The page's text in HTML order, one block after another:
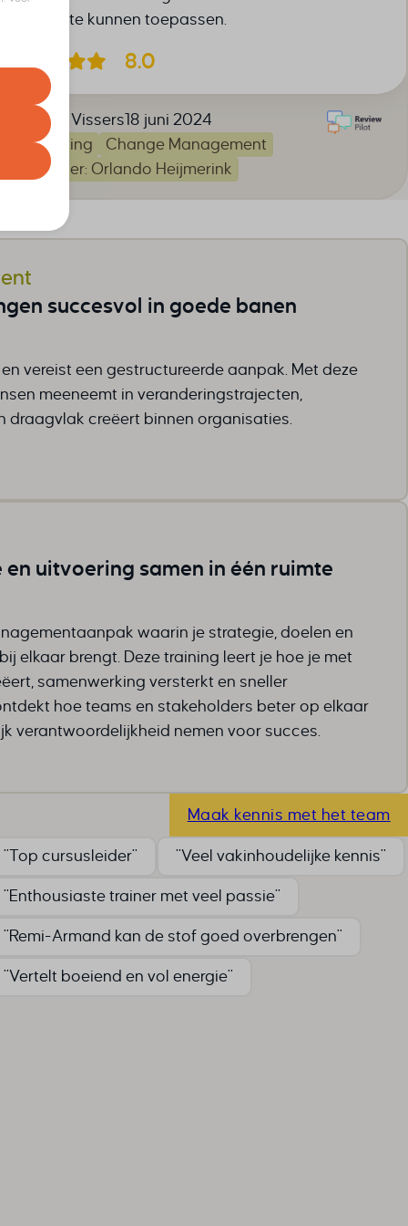
beter te kunnen toepassen.
8.0
Romy Vissers18 juni 2024
Training
Change Management
Trainer: Orlando Heijmerink
succesvol in goede banen
vereist een gestructureerde aanpak. Met deze
meeneemt in veranderingstrajecten,
draagvlak creëert binnen organisaties.
uitvoering samen in één ruimte
waarin je strategie, doelen en
elkaar brengt. Deze training leert je hoe je met
samenwerking versterkt en sneller
hoe teams en stakeholders beter op elkaar
verantwoordelijkheid nemen voor succes.
Maak kennis met het team
"Top cursusleider" "Veel vakinhoudelijke kennis"
"Enthousiaste trainer met veel passie"
"Remi-Armand kan de stof goed overbrengen"
"Vertelt boeiend en vol energie"